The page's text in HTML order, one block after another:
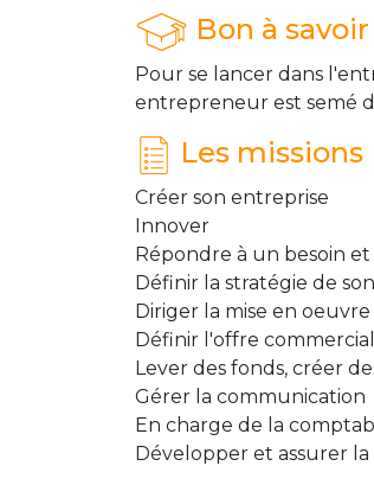
Bon à savoir
Pour se lancer dans
entrepreneur est semé
Les missions
Créer son entreprise
Innover
Répondre à un besoin
Définir la stratégie de
Diriger la mise en
Définir l'offre
Lever des fonds, créer
Gérer la communication
En charge de la
Développer et assurer